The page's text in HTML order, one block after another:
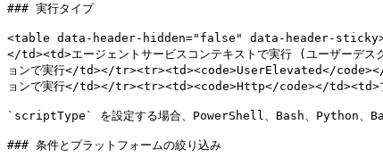
### 実行タイプ
<table data-header-hidden="false" data-header-
</td><td>エージェントサービスコンテキストで実行 (ユーザーデ
ョンで実行</td></tr><tr><td><code>UserElevated</code></
ョンで実行</td></tr><tr><td><code>Http</code></td><td>プ
`scriptType` を設定する場合、PowerShell、Bash、Python、Batch
### 条件とプラットフォームの絞り込み